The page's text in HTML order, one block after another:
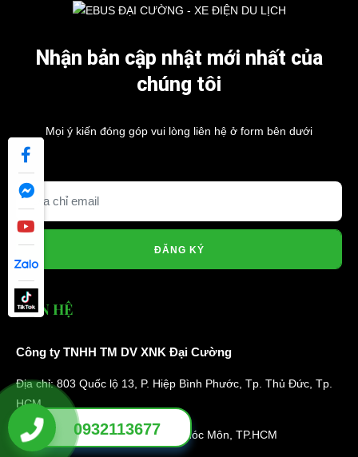
Nhận bản cập nhật mới nhất của
chúng tôi
Mọi ý kiến đóng góp vui lòng liên hệ ở form bên dưới
ĐĂNG KÝ
LIÊN HỆ
Công ty TNHH TM DV XNK Đại Cường
Địa chỉ: 803 Quốc lộ 13, P. Hiệp Bình Phước, Tp. Thủ Đức, Tp.
HCM
Địa chỉ xưởng: 49/9 Nhị Bình 16, Hóc Môn, TP.HCM
0932113677